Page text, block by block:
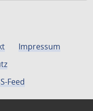
Impressum
Feed